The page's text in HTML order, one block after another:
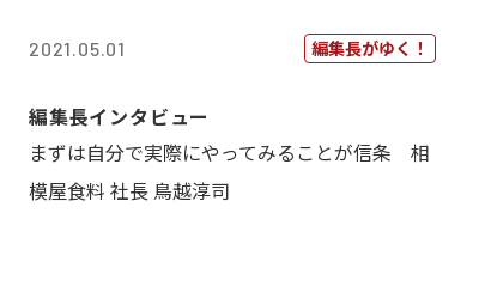
2021.05.01 編集長がゆく！
編集長インタビュー
まずは自分で実際にやってみることが信条 相
模屋食料 社長 鳥越淳司